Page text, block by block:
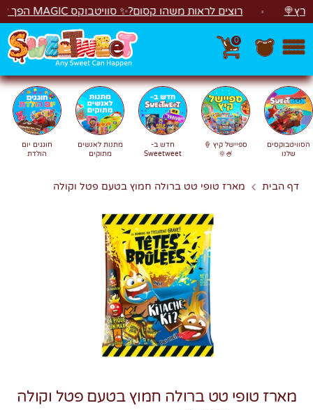
דלג רוצים לראות משהו קסום?✨ סוויטבוקס MAGIC הפך ל"מכונת משחקים"! 🎁🕹️
0
חפשחיפוש
הסוויטבוקסים
שלנו
ספיישל קיץ 🍦
🍧🌞
חדש ב-
Sweetweet
מתנות לאנשים
מתוקים
חוגגים יום
הולדת
דף הבית מארז טופי טט ברולה חמוץ בטעם פטל וקולה
מארז טופי טט ברולה חמוץ בטעם פטל וקולה